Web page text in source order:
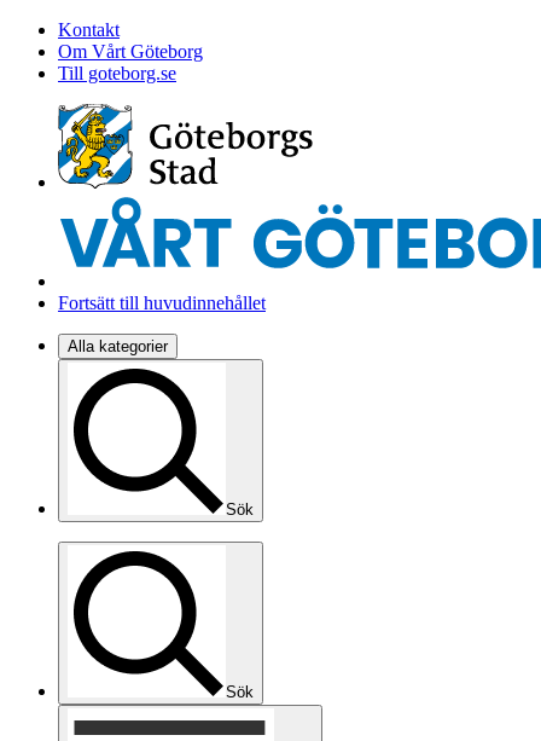
Kontakt
Om Vårt Göteborg
Till goteborg.se
Fortsätt till huvudinnehållet
Alla kategorier
Sök
Sök